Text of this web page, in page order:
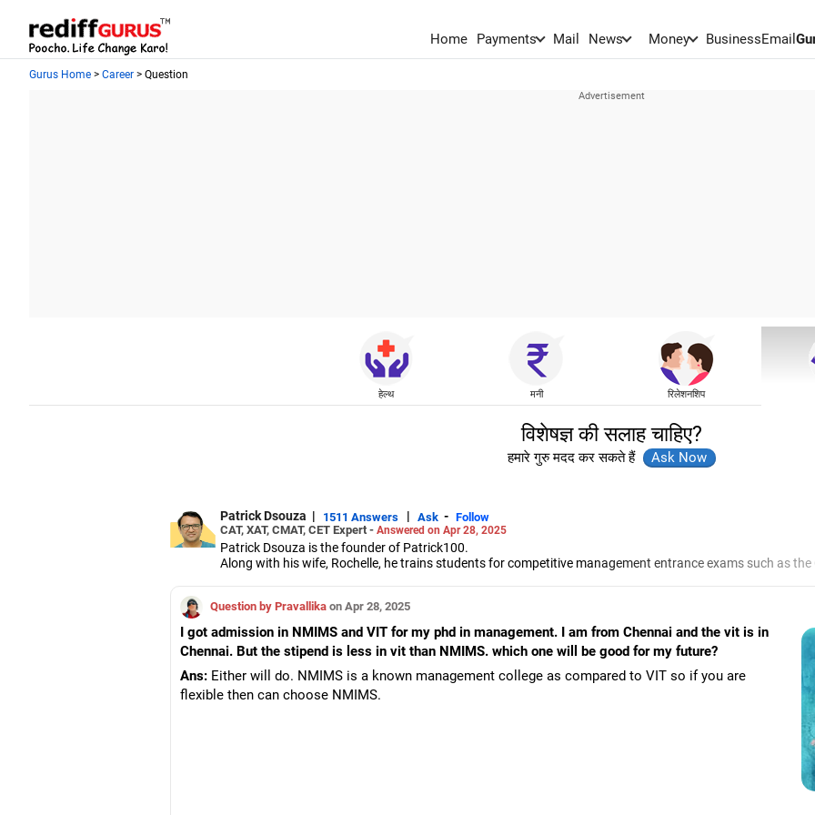
Home Payments Mail News Money BusinessEmail
Gurus Home > Career > Question
हेल्थ मनी रिलेशनशिप
विशेषज्ञ की सलाह चाहिए?
हमारे गुरु मदद कर सकते हैं
Patrick Dsouza | 1511 Answers | Ask - Follow
CAT, XAT, CMAT, CET Expert - Answered on Apr 28, 2025
Patrick Dsouza is the founder of Patrick100.
Along with his wife, Rochelle, he trains students for competitive management entrance exams such as
Patrick has scored in the 100 percentile six times in CAT. He achieved the first rank in XAT twice, in CET
Management Aptitude Test.
Apart from coaching students for MBA exams, Patrick and Rochelle have trained aspirants from the
Management Studies and the S P Jain Institute of Management Studies and Research for campus
Patrick has been a panellist on the group discussion and panel interview rounds for some of the top
He has graduated in mechanical engineering from the Motilal Nehru National Institute of Technology,
management from the Jamnalal Bajaj Institute of Management Studies, Mumbai.
Question by Pravallika on Apr 28, 2025
I got admission in NMIMS and VIT for my phd in management. I am from Chennai and the vit is in
Chennai. But the stipend is less in vit than NMIMS. which one will be good for my future?
Ans: Either will do. NMIMS is a known management college as compared to VIT so if you are
flexible then can choose NMIMS.